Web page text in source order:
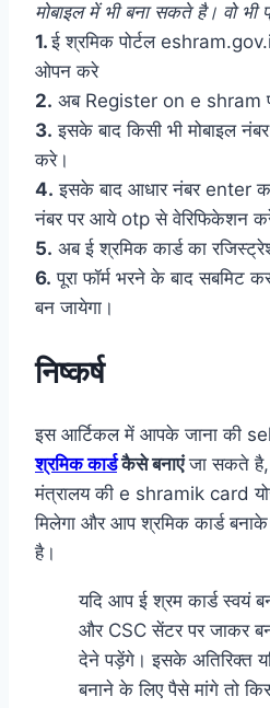
मोबाइल में भी बना सकते है। वो भी
1.ई श्रमिक पोर्टल
ओपन करे
2. अब Register on e shram
3. इसके बाद किसी भी मोबाइल
करे।
4. इसके बाद आधार नंबर enter
नंबर पर आये otp से वेरिफिकेशन
5. अब ई श्रमिक कार्ड का
6. पूरा फॉर्म भरने के बाद सबमिट
बन जायेगा।
निष्कर्ष
इस आर्टिकल में आपके जाना की
श्रमिक कार्डकैसे बनाएंजा सकते है,
मंत्रालय की e shramik card
मिलेगा और आप श्रमिक कार्ड
है।
यदि आप ई श्रम कार्ड स्वयं
और CSC सेंटर पर जाकर
देने पड़ेंगे। इसके अतिरिक्त
बनाने के लिए पैसे मांगे तो